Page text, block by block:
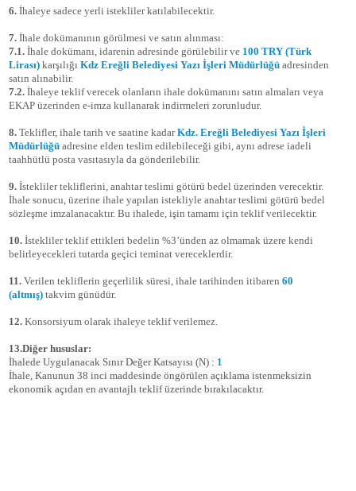
6. İhaleye sadece yerli istekliler katılabilecektir.
7. İhale dokümanının görülmesi ve satın alınması:
7.1. İhale dokümanı, idarenin adresinde görülebilir ve 100 TRY (Türk
Lirası) karşılığıKdz Ereğli Belediyesi Yazı İşleri Müdürlüğü adresinden
satın alınabilir.
7.2. İhaleye teklif verecek olanların ihale dokümanını satın almaları veya
EKAP üzerinden e-imza kullanarak indirmeleri zorunludur.
8. Teklifler, ihale tarih ve saatine kadarKdz. Ereğli Belediyesi Yazı İşleri
Müdürlüğüadresine elden teslim edilebileceği gibi, aynı adrese iadeli
taahhütlü posta vasıtasıyla da gönderilebilir.
9. İstekliler tekliflerini, anahtar teslimi götürü bedel üzerinden verecektir.
İhale sonucu, üzerine ihale yapılan istekliyle anahtar teslimi götürü bedel
sözleşme imzalanacaktır. Bu ihalede, işin tamamı için teklif verilecektir.
10. İstekliler teklif ettikleri bedelin %3’ünden az olmamak üzere kendi
belirleyecekleri tutarda geçici teminat vereceklerdir.
11. Verilen tekliflerin geçerlilik süresi, ihale tarihinden itibaren60
(altmış) takvim günüdür.
12. Konsorsiyum olarak ihaleye teklif verilemez.
13.Diğer hususlar:
İhalede Uygulanacak Sınır Değer Katsayısı (N) : 1
İhale, Kanunun 38 inci maddesinde öngörülen açıklama istenmeksizin
ekonomik açıdan en avantajlı teklif üzerinde bırakılacaktır.